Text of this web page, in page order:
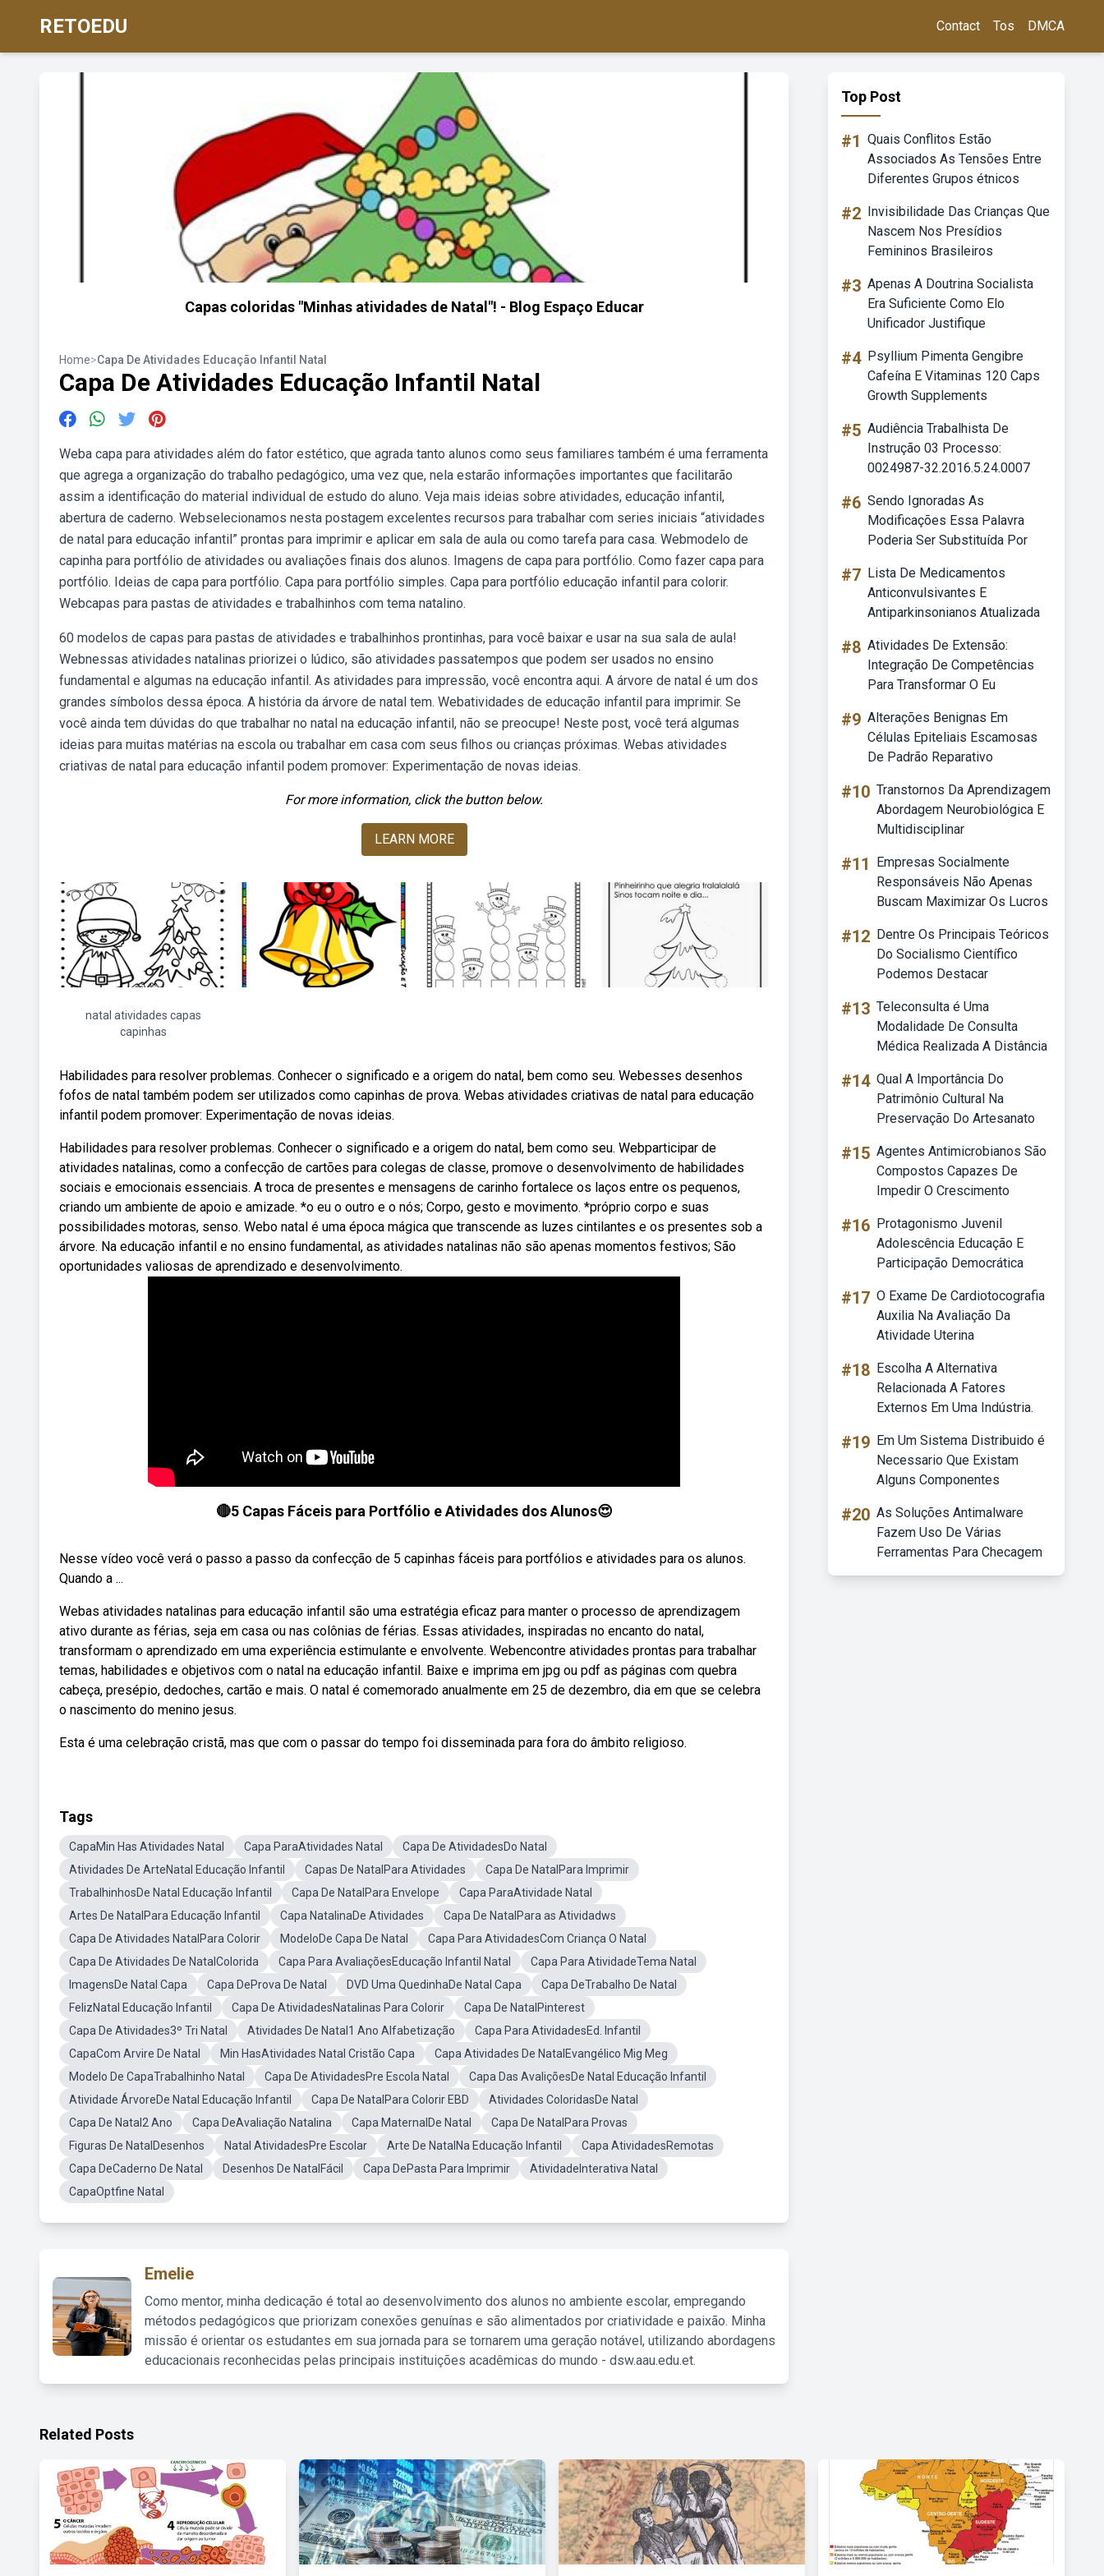
RETOEDU Contact Tos DMCA
Capas coloridas "Minhas atividades de Natal"! - Blog Espaço Educar
Home>Capa De Atividades Educação Infantil Natal
Capa De Atividades Educação Infantil Natal
Weba capa para atividades além do fator estético, que agrada tanto alunos como seus familiares também é uma ferramenta
que agrega a organização do trabalho pedagógico, uma vez que, nela estarão informações importantes que facilitarão
assim a identificação do material individual de estudo do aluno. Veja mais ideias sobre atividades, educação infantil,
abertura de caderno. Webselecionamos nesta postagem excelentes recursos para trabalhar com series iniciais “atividades
de natal para educação infantil” prontas para imprimir e aplicar em sala de aula ou como tarefa para casa. Webmodelo de
capinha para portfólio de atividades ou avaliações finais dos alunos. Imagens de capa para portfólio. Como fazer capa para
portfólio. Ideias de capa para portfólio. Capa para portfólio simples. Capa para portfólio educação infantil para colorir.
Webcapas para pastas de atividades e trabalhinhos com tema natalino.
60 modelos de capas para pastas de atividades e trabalhinhos prontinhas, para você baixar e usar na sua sala de aula!
Webnessas atividades natalinas priorizei o lúdico, são atividades passatempos que podem ser usados no ensino
fundamental e algumas na educação infantil. As atividades para impressão, você encontra aqui. A árvore de natal é um dos
grandes símbolos dessa época. A história da árvore de natal tem. Webatividades de educação infantil para imprimir. Se
você ainda tem dúvidas do que trabalhar no natal na educação infantil, não se preocupe! Neste post, você terá algumas
ideias para muitas matérias na escola ou trabalhar em casa com seus filhos ou crianças próximas. Webas atividades
criativas de natal para educação infantil podem promover: Experimentação de novas ideias.
For more information, click the button below.
LEARN MORE
natal atividades capas
capinhas
Habilidades para resolver problemas. Conhecer o significado e a origem do natal, bem como seu. Webesses desenhos
fofos de natal também podem ser utilizados como capinhas de prova. Webas atividades criativas de natal para educação
infantil podem promover: Experimentação de novas ideias.
Habilidades para resolver problemas. Conhecer o significado e a origem do natal, bem como seu. Webparticipar de
atividades natalinas, como a confecção de cartões para colegas de classe, promove o desenvolvimento de habilidades
sociais e emocionais essenciais. A troca de presentes e mensagens de carinho fortalece os laços entre os pequenos,
criando um ambiente de apoio e amizade. *o eu o outro e o nós; Corpo, gesto e movimento. *próprio corpo e suas
possibilidades motoras, senso. Webo natal é uma época mágica que transcende as luzes cintilantes e os presentes sob a
árvore. Na educação infantil e no ensino fundamental, as atividades natalinas não são apenas momentos festivos; São
oportunidades valiosas de aprendizado e desenvolvimento.
🔴5 Capas Fáceis para Portfólio e Atividades dos Alunos😍
Nesse vídeo você verá o passo a passo da confecção de 5 capinhas fáceis para portfólios e atividades para os alunos.
Quando a ...
Webas atividades natalinas para educação infantil são uma estratégia eficaz para manter o processo de aprendizagem
ativo durante as férias, seja em casa ou nas colônias de férias. Essas atividades, inspiradas no encanto do natal,
transformam o aprendizado em uma experiência estimulante e envolvente. Webencontre atividades prontas para trabalhar
temas, habilidades e objetivos com o natal na educação infantil. Baixe e imprima em jpg ou pdf as páginas com quebra
cabeça, presépio, dedoches, cartão e mais. O natal é comemorado anualmente em 25 de dezembro, dia em que se celebra
o nascimento do menino jesus.
Esta é uma celebração cristã, mas que com o passar do tempo foi disseminada para fora do âmbito religioso.
Tags
CapaMin Has Atividades Natal Capa ParaAtividades Natal
Capa De AtividadesDo Natal
Atividades De ArteNatal Educação Infantil
Capas De NatalPara Atividades
Capa De NatalPara Imprimir
TrabalhinhosDe Natal Educação Infantil
Capa De NatalPara Envelope
Capa ParaAtividade Natal
Artes De NatalPara Educação Infantil
Capa NatalinaDe Atividades
Capa De NatalPara as Atividadws
Capa De Atividades NatalPara Colorir
ModeloDe Capa De Natal
Capa Para AtividadesCom Criança O Natal
Capa De Atividades De NatalColorida
Capa Para AvaliaçõesEducação Infantil Natal
Capa Para AtividadeTema Natal
ImagensDe Natal Capa
Capa DeProva De Natal DVD Uma QuedinhaDe Natal Capa
Capa DeTrabalho De Natal
FelizNatal Educação Infantil
Capa De AtividadesNatalinas Para Colorir
Capa De NatalPinterest
Capa De Atividades3º Tri Natal
Atividades De Natal1 Ano Alfabetização
Capa Para AtividadesEd. Infantil
CapaCom Arvire De Natal
Min HasAtividades Natal Cristão Capa
Capa Atividades De NatalEvangélico Mig Meg
Modelo De CapaTrabalhinho Natal
Capa De AtividadesPre Escola Natal
Capa Das AvaliçõesDe Natal Educação Infantil
Atividade ÁrvoreDe Natal Educação Infantil
Capa De NatalPara Colorir EBD
Atividades ColoridasDe Natal
Capa De Natal2 Ano
Capa DeAvaliação Natalina Capa MaternalDe Natal
Capa De NatalPara Provas
Figuras De NatalDesenhos
Natal AtividadesPre Escolar Arte De NatalNa Educação Infantil
Capa AtividadesRemotas
Capa DeCaderno De Natal
Desenhos De NatalFácil Capa DePasta Para Imprimir
AtividadeInterativa Natal
CapaOptfine Natal
Emelie
Como mentor, minha dedicação é total ao desenvolvimento dos alunos no ambiente escolar, empregando
métodos pedagógicos que priorizam conexões genuínas e são alimentados por criatividade e paixão. Minha
missão é orientar os estudantes em sua jornada para se tornarem uma geração notável, utilizando abordagens
educacionais reconhecidas pelas principais instituições acadêmicas do mundo - dsw.aau.edu.et.
Top Post
#1 Quais Conflitos Estão
Associados As Tensões Entre
Diferentes Grupos étnicos
#2 Invisibilidade Das Crianças Que
Nascem Nos Presídios
Femininos Brasileiros
#3 Apenas A Doutrina Socialista
Era Suficiente Como Elo
Unificador Justifique
#4 Psyllium Pimenta Gengibre
Cafeína E Vitaminas 120 Caps
Growth Supplements
#5 Audiência Trabalhista De
Instrução 03 Processo:
0024987-32.2016.5.24.0007
#6 Sendo Ignoradas As
Modificações Essa Palavra
Poderia Ser Substituída Por
#7 Lista De Medicamentos
Anticonvulsivantes E
Antiparkinsonianos Atualizada
#8 Atividades De Extensão:
Integração De Competências
Para Transformar O Eu
#9 Alterações Benignas Em
Células Epiteliais Escamosas
De Padrão Reparativo
#10 Transtornos Da Aprendizagem
Abordagem Neurobiológica E
Multidisciplinar
#11
Empresas Socialmente
Responsáveis Não Apenas
Buscam Maximizar Os Lucros
#12 Dentre Os Principais Teóricos
Do Socialismo Científico
Podemos Destacar
#13 Teleconsulta é Uma
Modalidade De Consulta
Médica Realizada A Distância
#14 Qual A Importância Do
Patrimônio Cultural Na
Preservação Do Artesanato
#15 Agentes Antimicrobianos São
Compostos Capazes De
Impedir O Crescimento
#16 Protagonismo Juvenil
Adolescência Educação E
Participação Democrática
#17 O Exame De Cardiotocografia
Auxilia Na Avaliação Da
Atividade Uterina
#18 Escolha A Alternativa
Relacionada A Fatores
Externos Em Uma Indústria.
#19 Em Um Sistema Distribuido é
Necessario Que Existam
Alguns Componentes
#20 As Soluções Antimalware
Fazem Uso De Várias
Ferramentas Para Checagem
Related Posts